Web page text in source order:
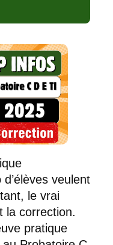
veulent
le vrai
la correction.
pratique